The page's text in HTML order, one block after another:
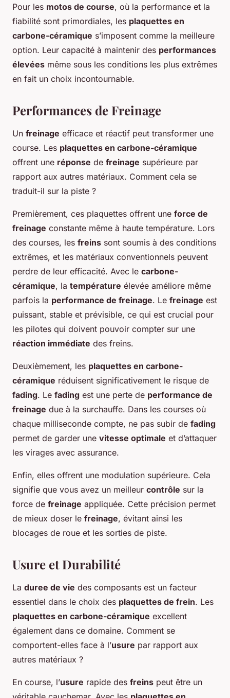
Pour les motos de course, où la performance et la
fiabilité sont primordiales, les plaquettes en
carbone-céramique s’imposent comme la meilleure
option. Leur capacité à maintenir des performances
élevées même sous les conditions les plus extrêmes
en fait un choix incontournable.
Performances de Freinage
Un freinage efficace et réactif peut transformer une
course. Les plaquettes en carbone-céramique
offrent une réponse de freinage supérieure par
rapport aux autres matériaux. Comment cela se
traduit-il sur la piste ?
Premièrement, ces plaquettes offrent une force de
freinage constante même à haute température. Lors
des courses, les freins sont soumis à des conditions
extrêmes, et les matériaux conventionnels peuvent
perdre de leur efficacité. Avec le carbone-
céramique, la température élevée améliore même
parfois la performance de freinage. Le freinage est
puissant, stable et prévisible, ce qui est crucial pour
les pilotes qui doivent pouvoir compter sur une
réaction immédiate des freins.
Deuxièmement, les plaquettes en carbone-
céramique réduisent significativement le risque de
fading. Le fading est une perte de performance de
freinage due à la surchauffe. Dans les courses où
chaque milliseconde compte, ne pas subir de fading
permet de garder une vitesse optimale et d’attaquer
les virages avec assurance.
Enfin, elles offrent une modulation supérieure. Cela
signifie que vous avez un meilleur contrôle sur la
force de freinage appliquée. Cette précision permet
de mieux doser le freinage, évitant ainsi les
blocages de roue et les sorties de piste.
Usure et Durabilité
La duree de vie des composants est un facteur
essentiel dans le choix des plaquettes de frein. Les
plaquettes en carbone-céramique excellent
également dans ce domaine. Comment se
comportent-elles face à l’usure par rapport aux
autres matériaux ?
En course, l’usure rapide des freins peut être un